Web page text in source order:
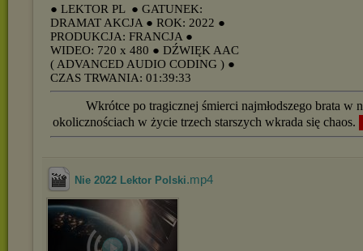
● LEKTOR PL ● GATUNEK:
DRAMAT AKCJA ● ROK: 2022 ●
PRODUKCJA: FRANCJA ●
WIDEO: 720 x 480 ● DŹWIĘK AAC
( ADVANCED AUDIO CODING ) ●
CZAS TRWANIA: 01:39:33
Wkrótce po tragicznej śmierci najmłodszego brata w
okolicznościach w życie trzech starszych wkrada się chaos.
Nie 2022 Lektor Polski.mp4